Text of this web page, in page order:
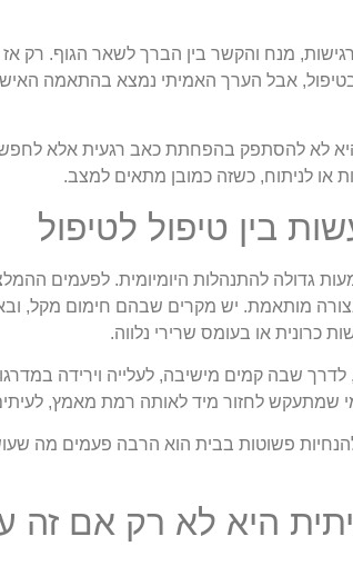
מנח והקשר בין הברך לשאר הגוף. רק אז
אבל הערך האמיתי נמצא בהתאמה האישית.
לא להסתפק בהפחתת כאב רגעית אלא
או לניתוח, כשזה כמובן מתאים למצב.
בין טיפול לטיפול
גדולה להתנהלות היומיומית. לפעמים
מותאמת. יש מקרים שבהם חימום מקל,
כרונית או בעומס שרירי נלווה.
לדרך שבה קמים מישיבה, לעלייה וירידה
שמתעקש לחזור מיד לאותה רמת מאמץ,
להנחיות פשוטות בבית הוא הרבה פעמים מה
היא לא רק אם זה